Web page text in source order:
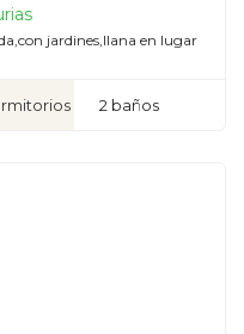
jardines,llana en lugar
2 baños